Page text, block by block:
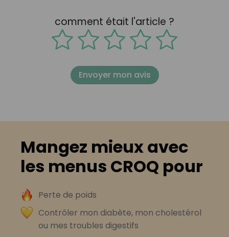
comment était l'article ?
Envoyer mon avis
Mangez mieux avec
les menus CROQ pour
Perte de poids
Contrôler mon diabète, mon cholestérol
ou mes troubles digestifs